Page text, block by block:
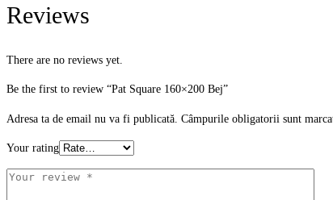
Reviews
There are no reviews yet.
Be the first to review “Pat Square 160×200 Bej”
Adresa ta de email nu va fi publicată. Câmpurile obligatorii sunt
Your rating